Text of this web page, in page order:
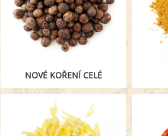
NOVÉ KOŘENÍ CELÉ